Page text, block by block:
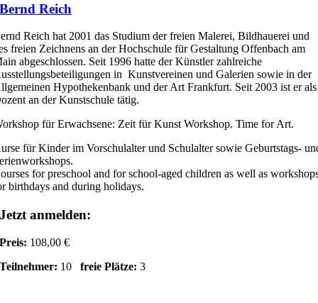
Bernd Reich
Reich hat 2001 das Studium der freien Malerei, Bildhauerei und
freien Zeichnens an der Hochschule für Gestaltung Offenbach am
abgeschlossen. Seit 1996 hatte der Künstler zahlreiche
in Kunstvereinen und Galerien sowie in der
Hypothekenbank und der Art Frankfurt. Seit 2003 ist er als
an der Kunstschule tätig.
für Erwachsene: Zeit für Kunst Workshop. Time for Art.
für Kinder im Vorschulalter und Schulalter sowie Geburtstags-
for preschool and for school-aged children as well as
birthdays and during holidays.
Jetzt anmelden:
Preis: 108,00 €
Teilnehmer: 10freie Plätze: 3